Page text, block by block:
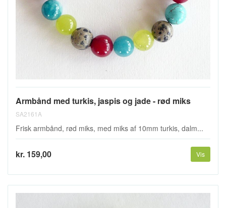
Armbånd med turkis, jaspis og jade - rød miks
SA2161A
Frisk armbånd, rød miks, med miks af 10mm turkis, dalm...
kr. 159,00 Vis